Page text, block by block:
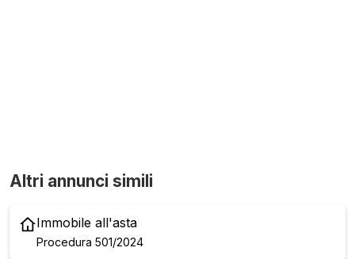
Altri annunci simili
Immobile all'asta
Procedura 501/2024